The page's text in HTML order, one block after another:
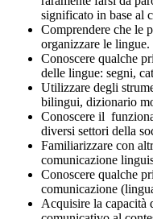
significato in base al
Comprendere che le
organizzare le lingue.
Conoscere qualche
delle lingue: segni,
Utilizzare degli
bilingui, dizionario
Conoscere il
diversi settori della
Familiarizzare con
comunicazione
Conoscere qualche
comunicazione
Acquisire la capacità